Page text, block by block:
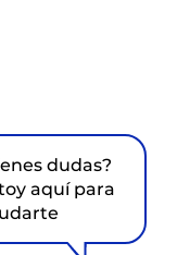
dudas?
aquí para